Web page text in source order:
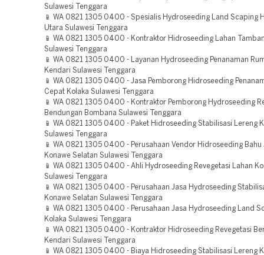
Sulawesi Tenggara
📱 WA 0821 1305 0400 - Spesialis Hydroseeding Land Scaping
Utara Sulawesi Tenggara
📱 WA 0821 1305 0400 - Kontraktor Hidroseeding Lahan
Sulawesi Tenggara
📱 WA 0821 1305 0400 - Layanan Hydroseeding Penanaman
Kendari Sulawesi Tenggara
📱 WA 0821 1305 0400 - Jasa Pemborong Hidroseeding
Cepat Kolaka Sulawesi Tenggara
📱 WA 0821 1305 0400 - Kontraktor Pemborong Hydroseeding
Bendungan Bombana Sulawesi Tenggara
📱 WA 0821 1305 0400 - Paket Hidroseeding Stabilisasi Lereng
Sulawesi Tenggara
📱 WA 0821 1305 0400 - Perusahaan Vendor Hidroseeding Bahu
Konawe Selatan Sulawesi Tenggara
📱 WA 0821 1305 0400 - Ahli Hydroseeding Revegetasi Lahan
Sulawesi Tenggara
📱 WA 0821 1305 0400 - Perusahaan Jasa Hydroseeding
Konawe Selatan Sulawesi Tenggara
📱 WA 0821 1305 0400 - Perusahaan Jasa Hydroseeding Land
Kolaka Sulawesi Tenggara
📱 WA 0821 1305 0400 - Kontraktor Hidroseeding Revegetasi
Kendari Sulawesi Tenggara
📱 WA 0821 1305 0400 - Biaya Hidroseeding Stabilisasi Lereng